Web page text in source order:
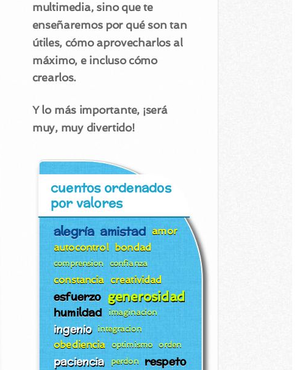
multimedia, sino que te
enseñaremos por qué son tan
útiles, cómo aprovecharlos al
máximo, e incluso cómo
crearlos.
Y lo más importante, ¡será
muy, muy divertido!
cuentos ordenados
por valores
alegría amistad amor
autocontrol bondad
comprension confianza
constancia creatividad
esfuerzo generosidad
humildad imaginacion
ingenio integracion
obediencia optimismo orden
paciencia perdon respeto